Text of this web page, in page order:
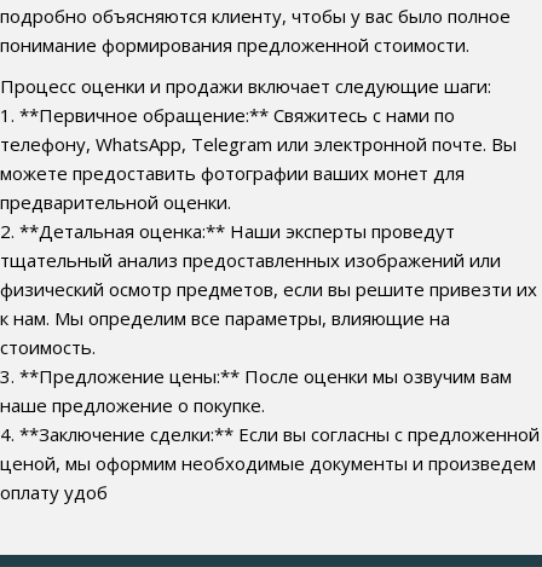
подробно объясняются клиенту, чтобы у вас было полное
понимание формирования предложенной стоимости.
Процесс оценки и продажи включает следующие шаги:
1. **Первичное обращение:** Свяжитесь с нами по
телефону, WhatsApp, Telegram или электронной почте. Вы
можете предоставить фотографии ваших монет для
предварительной оценки.
2. **Детальная оценка:** Наши эксперты проведут
тщательный анализ предоставленных изображений или
физический осмотр предметов, если вы решите привезти их
к нам. Мы определим все параметры, влияющие на
стоимость.
3. **Предложение цены:** После оценки мы озвучим вам
наше предложение о покупке.
4. **Заключение сделки:** Если вы согласны с предложенной
ценой, мы оформим необходимые документы и произведем
оплату удоб